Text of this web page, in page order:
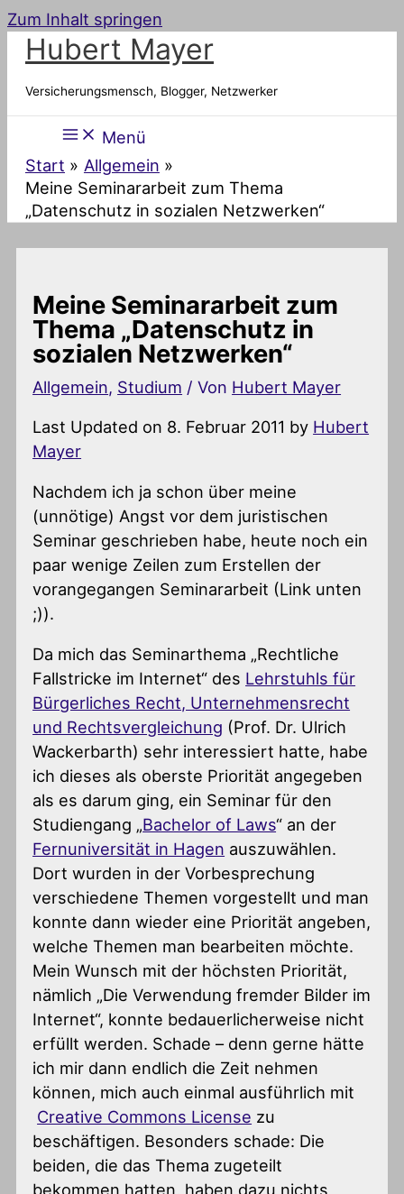
Zum Inhalt springen
Hubert Mayer
Versicherungsmensch, Blogger, Netzwerker
Menü
Start
Allgemein
Meine Seminararbeit zum Thema
„Datenschutz in sozialen Netzwerken“
Meine Seminararbeit zum
Thema „Datenschutz in
sozialen Netzwerken“
Allgemein, Studium / Von Hubert Mayer
Last Updated on 8. Februar 2011 by Hubert
Mayer
Nachdem ich ja schon über meine
(unnötige) Angst vor dem juristischen
Seminar geschrieben habe, heute noch ein
paar wenige Zeilen zum Erstellen der
vorangegangen Seminararbeit (Link unten
;)).
Da mich das Seminarthema „Rechtliche
Fallstricke im Internet“ des Lehrstuhls für
Bürgerliches Recht, Unternehmensrecht
und Rechtsvergleichung (Prof. Dr. Ulrich
Wackerbarth) sehr interessiert hatte, habe
ich dieses als oberste Priorität angegeben
als es darum ging, ein Seminar für den
Studiengang „Bachelor of Laws“ an der
Fernuniversität in Hagen auszuwählen.
Dort wurden in der Vorbesprechung
verschiedene Themen vorgestellt und man
konnte dann wieder eine Priorität angeben,
welche Themen man bearbeiten möchte.
Mein Wunsch mit der höchsten Priorität,
nämlich „Die Verwendung fremder Bilder im
Internet“, konnte bedauerlicherweise nicht
erfüllt werden. Schade – denn gerne hätte
ich mir dann endlich die Zeit nehmen
können, mich auch einmal ausführlich mit
Creative Commons License zu
beschäftigen. Besonders schade: Die
beiden, die das Thema zugeteilt
bekommen hatten, haben dazu nichts